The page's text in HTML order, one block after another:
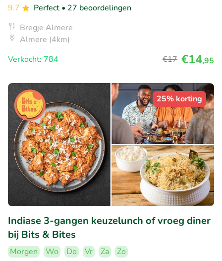
9.7
Perfect • 27 beoordelingen
Bregje Almere
Almere (4km)
Verkocht: 784
€17 €14,95
25% korting
Indiase 3-gangen keuzelunch of vroeg diner
bij Bits & Bites
Morgen Wo Do Vr Za
Zo